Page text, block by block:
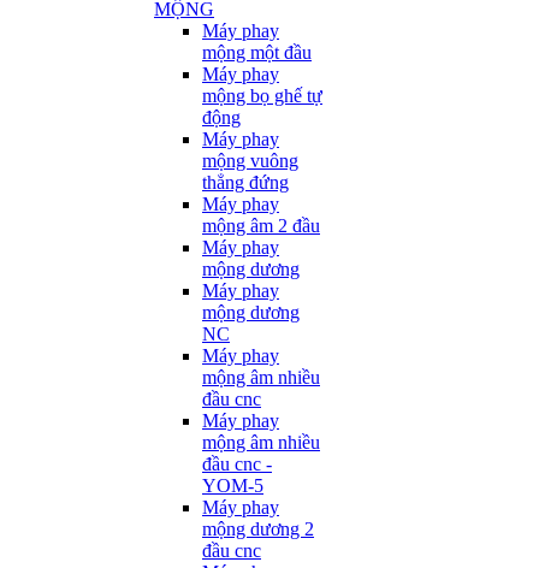
MỘNG
Máy phay
mộng một đầu
Máy phay
mộng bọ ghế tự
động
Máy phay
mộng vuông
thẳng đứng
Máy phay
mộng âm 2 đầu
Máy phay
mộng dương
Máy phay
mộng dương
NC
Máy phay
mộng âm nhiều
đầu cnc
Máy phay
mộng âm nhiều
đầu cnc -
YOM-5
Máy phay
mộng dương 2
đầu cnc